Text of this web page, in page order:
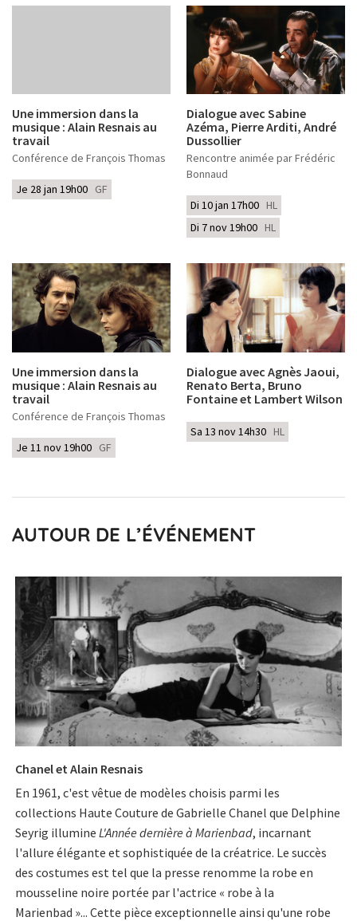
Une immersion dans la
musique : Alain Resnais au
travail
Conférence de François Thomas
Je 28 jan 19h00 GF
Dialogue avec Sabine
Azéma, Pierre Arditi, André
Dussollier
Rencontre animée par Frédéric
Bonnaud
Di 10 jan 17h00 HL
Di 7 nov 19h00 HL
Une immersion dans la
musique : Alain Resnais au
travail
Conférence de François Thomas
Je 11 nov 19h00 GF
Dialogue avec Agnès Jaoui,
Renato Berta, Bruno
Fontaine et Lambert Wilson
Sa 13 nov 14h30 HL
AUTOUR DE L’ÉVÉNEMENT
Chanel et Alain Resnais
En 1961, c'est vêtue de modèles choisis parmi les
collections Haute Couture de Gabrielle Chanel que Delphine
Seyrig illumine L'Année dernière à Marienbad, incarnant
l'allure élégante et sophistiquée de la créatrice. Le succès
des costumes est tel que la presse renomme la robe en
mousseline noire portée par l'actrice « robe à la
Marienbad »... Cette pièce exceptionnelle ainsi qu'une robe